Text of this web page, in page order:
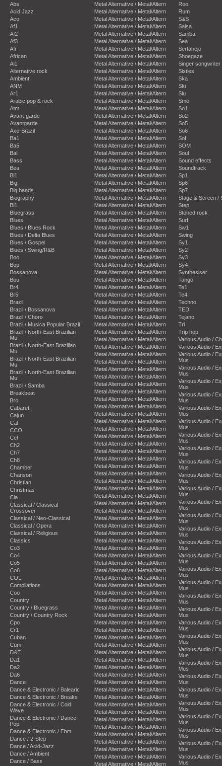
Abs
Acid Jazz
Aco
Af1
Af2
Af3
Afr
African
Al1
Alternative rock
Ambient
ANM
Ar1
Arabic pop & rock
Atm
Avant-garde
Avantgarde
Axe-Brazil
Ba1
Ba5
Bal
Bass
Bea
Bi1
Big
Big bands
Biography
Bl1
Bluegrass
Blues
Blues / Blues Rock
Blues / Delta Blues
Blues / Gospel
Blues / Swing/R&B
Boo
Bop
Bossanova
Bou
Br4
Br5
Brazil
Brazil / Bossanova
Brazil / Choro
Brazil / Musica Popular Brazil
Brazil / North-East Brazilian
Mu
Brazil / North-East Brazilian
Mu
Brazil / North-East Brazilian
Mu
Brazil / North-East Brazilian
Mu
Brazil / Samba
Breakbeat
Bro
Cabaret
Cajun
Cal
CCO
Cel
Ch2
Ch7
Ch8
Chamber
Chanson
Christian
Christmas
Cla
Classical / Classical
Crossover
Classical / Neo-Classical
Classical / Opera
Classical / Religious
Classics
Co3
Co4
Co5
Co6
COL
Compilations
Coo
Country
Country / Bluegrass
Country / Country Rock
Cpo
Cr1
Cuban
Cum
D&E
Da1
Da2
Da6
Dance
Dance & Electronic / Balearic
Dance & Electronic / Breaks
Dance & Electronic / Cold
Wave
Dance & Electronic / Dance-
Pop
Dance & Electronic / Ebm
Dance / 2-Step
Dance / Acid-Jazz
Dance / Ambient
Dance / Bass
Metal Alternative / Metal/Altern
Metal Alternative / Metal/Altern
Metal Alternative / Metal/Altern
Metal Alternative / Metal/Altern
Metal Alternative / Metal/Altern
Metal Alternative / Metal/Altern
Metal Alternative / Metal/Altern
Metal Alternative / Metal/Altern
Metal Alternative / Metal/Altern
Metal Alternative / Metal/Altern
Metal Alternative / Metal/Altern
Metal Alternative / Metal/Altern
Metal Alternative / Metal/Altern
Metal Alternative / Metal/Altern
Metal Alternative / Metal/Altern
Metal Alternative / Metal/Altern
Metal Alternative / Metal/Altern
Metal Alternative / Metal/Altern
Metal Alternative / Metal/Altern
Metal Alternative / Metal/Altern
Metal Alternative / Metal/Altern
Metal Alternative / Metal/Altern
Metal Alternative / Metal/Altern
Metal Alternative / Metal/Altern
Metal Alternative / Metal/Altern
Metal Alternative / Metal/Altern
Metal Alternative / Metal/Altern
Metal Alternative / Metal/Altern
Metal Alternative / Metal/Altern
Metal Alternative / Metal/Altern
Metal Alternative / Metal/Altern
Metal Alternative / Metal/Altern
Metal Alternative / Metal/Altern
Metal Alternative / Metal/Altern
Metal Alternative / Metal/Altern
Metal Alternative / Metal/Altern
Metal Alternative / Metal/Altern
Metal Alternative / Metal/Altern
Metal Alternative / Metal/Altern
Metal Alternative / Metal/Altern
Metal Alternative / Metal/Altern
Metal Alternative / Metal/Altern
Metal Alternative / Metal/Altern
Metal Alternative / Metal/Altern
Metal Alternative / Metal/Altern
Metal Alternative / Metal/Altern
Metal Alternative / Metal/Altern
Metal Alternative / Metal/Altern
Metal Alternative / Metal/Altern
Metal Alternative / Metal/Altern
Metal Alternative / Metal/Altern
Metal Alternative / Metal/Altern
Metal Alternative / Metal/Altern
Metal Alternative / Metal/Altern
Metal Alternative / Metal/Altern
Metal Alternative / Metal/Altern
Metal Alternative / Metal/Altern
Metal Alternative / Metal/Altern
Metal Alternative / Metal/Altern
Metal Alternative / Metal/Altern
Metal Alternative / Metal/Altern
Metal Alternative / Metal/Altern
Metal Alternative / Metal/Altern
Metal Alternative / Metal/Altern
Metal Alternative / Metal/Altern
Metal Alternative / Metal/Altern
Metal Alternative / Metal/Altern
Metal Alternative / Metal/Altern
Metal Alternative / Metal/Altern
Metal Alternative / Metal/Altern
Metal Alternative / Metal/Altern
Metal Alternative / Metal/Altern
Metal Alternative / Metal/Altern
Metal Alternative / Metal/Altern
Metal Alternative / Metal/Altern
Metal Alternative / Metal/Altern
Metal Alternative / Metal/Altern
Metal Alternative / Metal/Altern
Metal Alternative / Metal/Altern
Metal Alternative / Metal/Altern
Metal Alternative / Metal/Altern
Metal Alternative / Metal/Altern
Metal Alternative / Metal/Altern
Metal Alternative / Metal/Altern
Metal Alternative / Metal/Altern
Metal Alternative / Metal/Altern
Metal Alternative / Metal/Altern
Metal Alternative / Metal/Altern
Metal Alternative / Metal/Altern
Metal Alternative / Metal/Altern
Metal Alternative / Metal/Altern
Metal Alternative / Metal/Altern
Metal Alternative / Metal/Altern
Metal Alternative / Metal/Altern
Metal Alternative / Metal/Altern
Metal Alternative / Metal/Altern
Metal Alternative / Metal/Altern
Metal Alternative / Metal/Altern
Metal Alternative / Metal/Altern
Metal Alternative / Metal/Altern
Metal Alternative / Metal/Altern
Metal Alternative / Metal/Altern
Metal Alternative / Metal/Altern
Roo
Rum
S&S
Salsa
Samba
Sea
Sertanejo
Shoegaze
Singer songwriter
Sixties
Ska
Ski
Slu
Smo
So1
So2
So5
So6
Sof
SOM
Soul
Sound effects
Soundtrack
Sp1
Sp6
Sp7
Stage & Screen /
Step
Stoned rock
Surf
Sw1
Swing
Sy1
Sy2
Sy3
Sy4
Synthesiser
Tango
Te1
Te4
Techno
TED
Tejano
Tri
Trip hop
Various Audio /
Various Audio /
Various Audio /
Mus
Various Audio /
Mus
Various Audio /
Mus
Various Audio /
Mus
Various Audio /
Mus
Various Audio /
Mus
Various Audio /
Mus
Various Audio /
Mus
Various Audio /
Mus
Various Audio /
Mus
Various Audio /
Mus
Various Audio /
Mus
Various Audio /
Mus
Various Audio /
Mus
Various Audio /
Mus
Various Audio /
Mus
Various Audio /
Mus
Various Audio /
Mus
Various Audio /
Mus
Various Audio /
Mus
Various Audio /
Mus
Various Audio /
Mus
Various Audio /
Mus
Various Audio /
Mus
Various Audio /
Mus
Various Audio /
Mus
Various Audio /
Mus
Various Audio /
Mus
Various Audio /
Mus
Various Audio /
Mus
Various Audio /
Mus